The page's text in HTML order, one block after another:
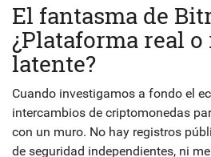
El fantasma de
¿Plataforma real o
latente?
Cuando investigamos a fondo el
intercambios de criptomonedas
con un muro. No hay registros
de seguridad independientes, ni